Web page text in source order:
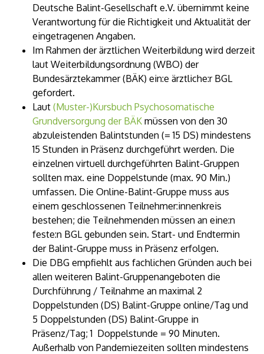
Deutsche Balint-Gesellschaft e.V. übernimmt keine
Verantwortung für die Richtigkeit und Aktualität der
eingetragenen Angaben.
Im Rahmen der ärztlichen Weiterbildung wird derzeit
laut Weiterbildungsordnung (WBO) der
Bundesärztekammer (BÄK) ein:e ärztliche:r BGL
gefordert.
Laut (Muster-)Kursbuch Psychosomatische
Grundversorgung der BÄK müssen von den 30
abzuleistenden Balintstunden (= 15 DS) mindestens
15 Stunden in Präsenz durchgeführt werden. Die
einzelnen virtuell durchgeführten Balint-Gruppen
sollten max. eine Doppelstunde (max. 90 Min.)
umfassen. Die Online-Balint-Gruppe muss aus
einem geschlossenen Teilnehmer:innenkreis
bestehen; die Teilnehmenden müssen an eine:n
feste:n BGL gebunden sein. Start- und Endtermin
der Balint-Gruppe muss in Präsenz erfolgen.
Die DBG empfiehlt aus fachlichen Gründen auch bei
allen weiteren Balint-Gruppenangeboten die
Durchführung / Teilnahme an maximal 2
Doppelstunden (DS) Balint-Gruppe online/Tag und
5 Doppelstunden (DS) Balint-Gruppe in
Präsenz/Tag; 1 Doppelstunde = 90 Minuten.
Außerhalb von Pandemiezeiten sollten mindestens